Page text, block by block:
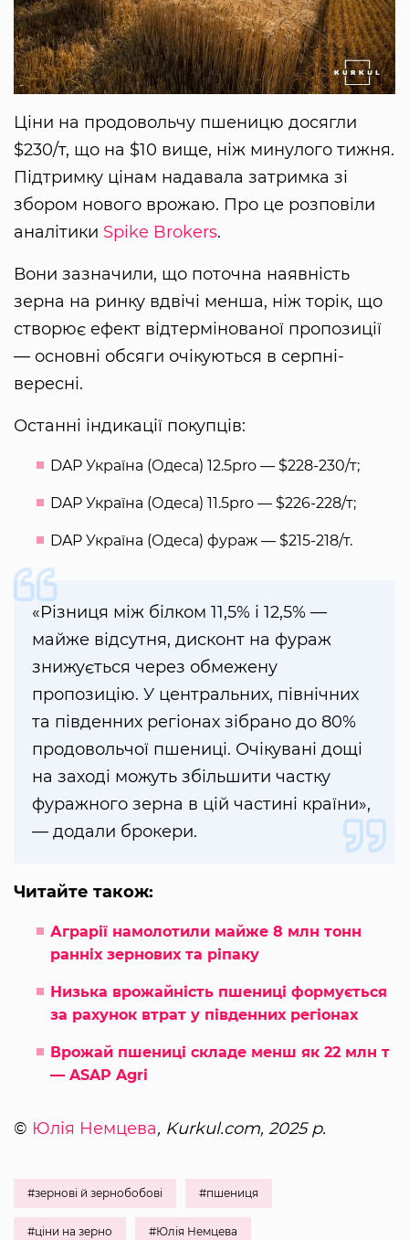
Ціни на продовольчу пшеницю досягли
$230/т, що на $10 вище, ніж минулого тижня.
Підтримку цінам надавала затримка зі
збором нового врожаю. Про це розповіли
аналітики Spike Brokers.
Вони зазначили, що поточна наявність
зерна на ринку вдвічі менша, ніж торік, що
створює ефект відтермінованої пропозиції
— основні обсяги очікуються в серпні-
вересні.
Останні індикації покупців:
DAP Україна (Одеса) 12.5pro — $228-230/т;
DAP Україна (Одеса) 11.5pro — $226-228/т;
DAP Україна (Одеса) фураж — $215-218/т.
«Різниця між білком 11,5% і 12,5% —
майже відсутня, дисконт на фураж
знижується через обмежену
пропозицію. У центральних, північних
та південних регіонах зібрано до 80%
продовольчої пшениці. Очікувані дощі
на заході можуть збільшити частку
фуражного зерна в цій частині країни»,
— додали брокери.
Читайте також:
Аграрії намолотили майже 8 млн тонн
ранніх зернових та ріпаку
Низька врожайність пшениці формується
за рахунок втрат у південних регіонах
Врожай пшениці складе менш як 22 млн т
— ASAP Agri
© Юлія Немцева, Kurkul.com, 2025 р.
#зернові й зернобобові #пшениця
#ціни на зерно #Юлія Немцева